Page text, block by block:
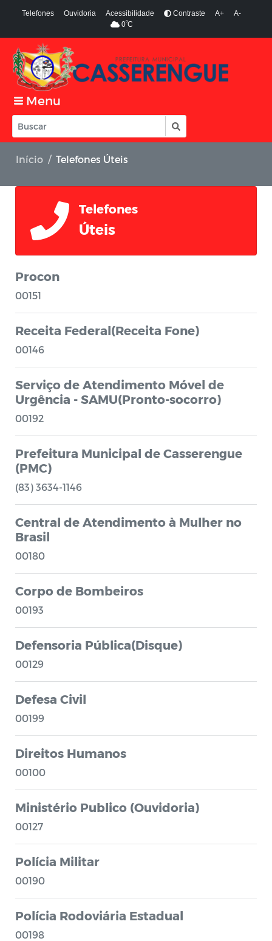
Telefones Ouvidoria Acessibilidade Contraste A+
A-
0ºC
Menu
Início Telefones Úteis
Telefones
Úteis
Procon
00151
Receita Federal(Receita Fone)
00146
Serviço de Atendimento Móvel de
Urgência - SAMU(Pronto-socorro)
00192
Prefeitura Municipal de Casserengue
(PMC)
(83) 3634-1146
Central de Atendimento à Mulher no
Brasil
00180
Corpo de Bombeiros
00193
Defensoria Pública(Disque)
00129
Defesa Civil
00199
Direitos Humanos
00100
Ministério Publico (Ouvidoria)
00127
Polícia Militar
00190
Polícia Rodoviária Estadual
00198